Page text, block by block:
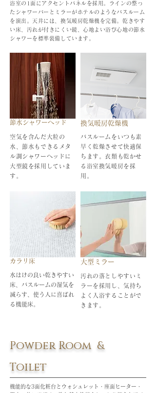
浴室の1面にアクセントパネルを採用。ラインの整っ
たシャワーバーとミラーがホテルのようなバスルーム
を演出。天井には、換気暖房乾燥機を完備。乾きやす
い床、汚れが付きにくい鏡、心地よい浴び心地の節水
シャワーを標準装備しています。
節水シャワーヘッド
空気を含んだ大粒の
水、節水もできるメタ
ル調シャワーヘッドに
大型鏡を採用していま
す。
換気暖房乾燥機
バスルームをいつも素
早く乾燥させて快適保
ちます。衣類も乾かせ
る浴室換気暖房を採
用。
カラリ床
水はけの良い乾きやすい
床、バスルームの湿気を
減らす、使う人に喜ばれ
る機能床。
大型ミラー
汚れの落としやすいミ
ラーを採用し、気持ち
よく入浴することがで
きます。
Powder Room &
Toilet
機能的な3面化粧台とウォシュレット・座面ヒーター・